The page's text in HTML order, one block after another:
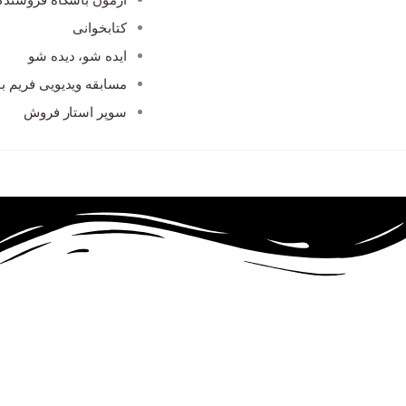
کتابخوانی
ایده شو، دیده شو
مسابقه ویدیویی فریم
سوپر استار فروش